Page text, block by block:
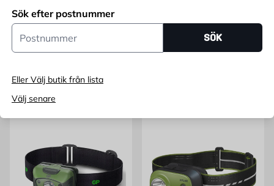
Sök efter postnummer
Postnummer
SÖK
Eller Välj butik från lista
Välj senare
USB-laddning Gelia
Pris 624 kr
624
Lägg i varukorg
Pris 150 kr